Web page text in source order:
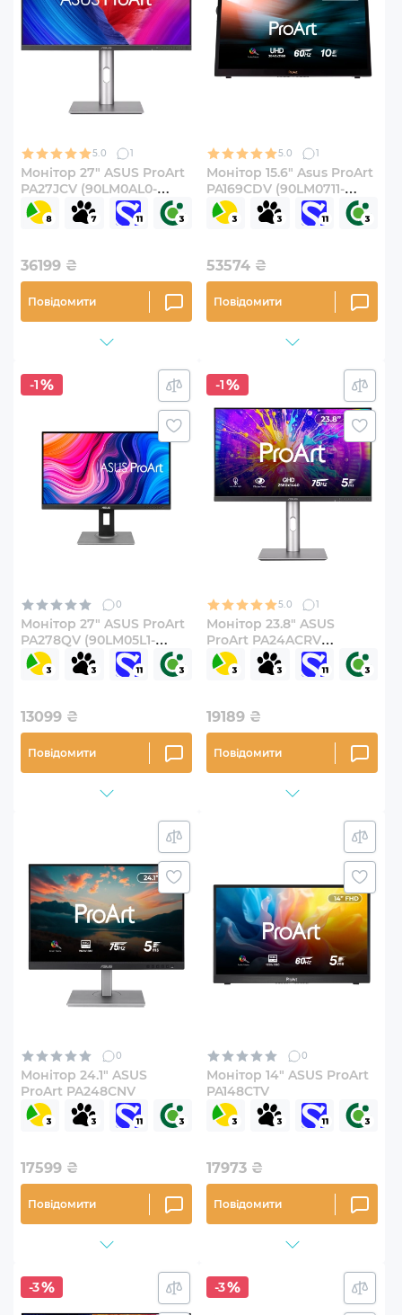
5.0 1
Монітор 27" ASUS ProArt
PA27JCV (90LM0AL0-
B01K70)
36199 ₴
Повідомити
5.0 1
Монітор 15.6" Asus ProArt
PA169CDV (90LM0711-
B01I70)
53574 ₴
Повідомити
-1
0
Монітор 27" ASUS ProArt
PA278QV (90LM05L1-
B03370)
13099 ₴
Повідомити
-1
5.0 1
Монітор 23.8" ASUS
ProArt PA24ACRV
(90LM08Y0-B01M70)
19189 ₴
Повідомити
0
Монітор 24.1" ASUS
ProArt PA248CNV
17599 ₴
Повідомити
0
Монітор 14" ASUS ProArt
PA148CTV
17973 ₴
Повідомити
-3 -3